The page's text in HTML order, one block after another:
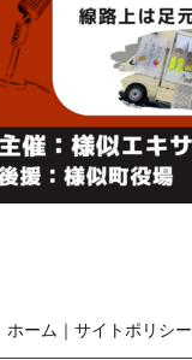
ホーム ｜ サイトポリシー